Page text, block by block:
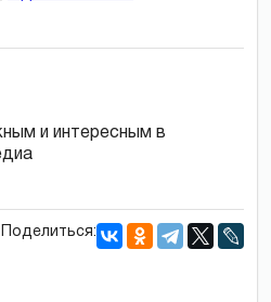
и интересным в
Поделиться: